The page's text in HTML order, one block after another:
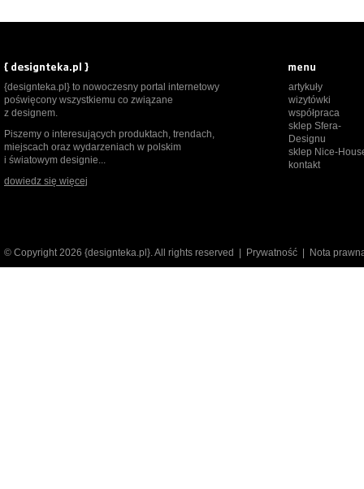
{designteka.pl} to nowoczesny portal internetowy
poświęcony wszystkiemu co związane
z designem.
Piszemy o interesujących produktach, trendach,
miejscach oraz wydarzeniach w polskim
i światowym designie...
dowiedz się więcej
artykuły
wizytówki
współpraca
sklep Sfera-
Designu
sklep Nice-
kontakt
© Copyright 2026 {designteka.pl}. All rights reserved | Prywatność Nota